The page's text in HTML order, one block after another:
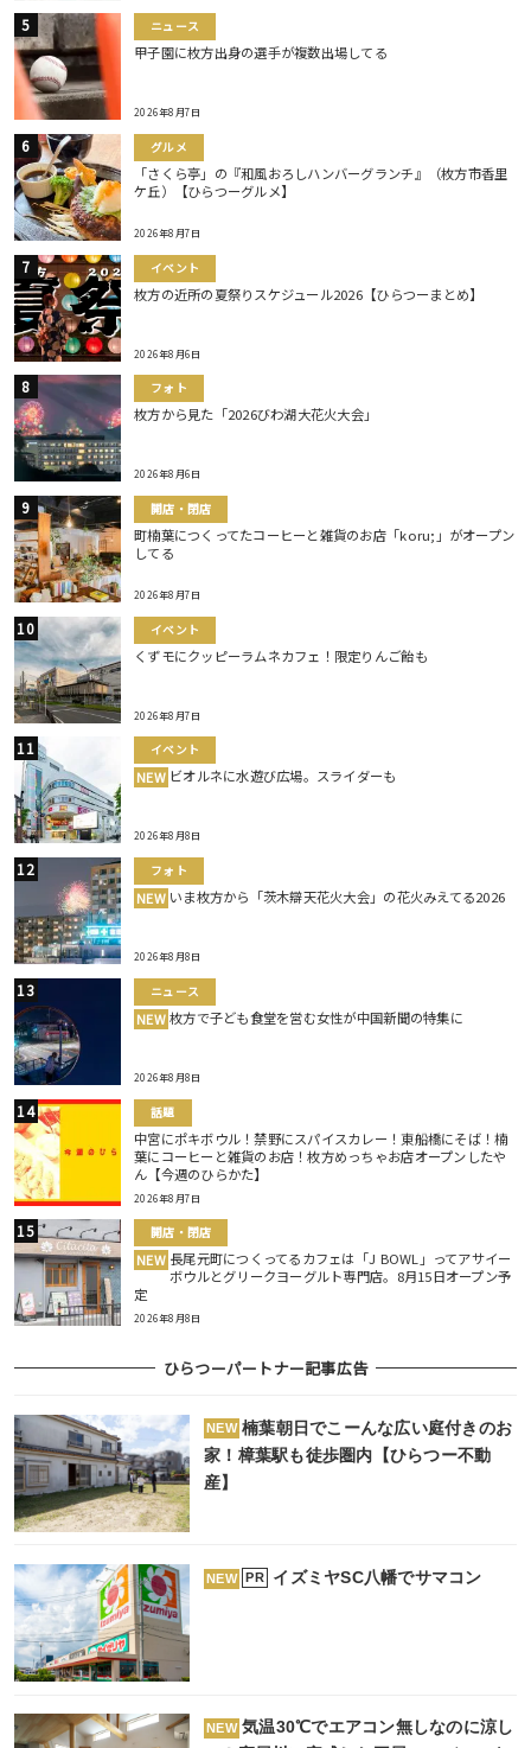
ニュース
甲子園に枚方出身の選手が複数出場してる
2026年8月7日
グルメ
「さくら亭」の『和風おろしハンバーグランチ』（枚方市香里
ケ丘）【ひらつーグルメ】
2026年8月7日
イベント
枚方の近所の夏祭りスケジュール2026【ひらつーまとめ】
2026年8月6日
フォト
枚方から見た「2026びわ湖大花火大会」
2026年8月6日
開店・閉店
町楠葉につくってたコーヒーと雑貨のお店「koru;」がオープン
してる
2026年8月7日
イベント
くずモにクッピーラムネカフェ！限定りんご飴も
2026年8月7日
イベント
NEW ビオルネに水遊び広場。スライダーも
2026年8月8日
フォト
NEW いま枚方から「茨木辯天花火大会」の花火みえてる2026
2026年8月8日
ニュース
NEW 枚方で子ども食堂を営む女性が中国新聞の特集に
2026年8月8日
話題
中宮にポキボウル！禁野にスパイスカレー！東船橋にそば！楠
葉にコーヒーと雑貨のお店！枚方めっちゃお店オープンしたや
ん【今週のひらかた】
2026年8月7日
開店・閉店
NEW 長尾元町につくってるカフェは「J BOWL」ってアサイー
ボウルとグリークヨーグルト専門店。8月15日オープン予
定
2026年8月8日
ひらつーパートナー記事広告
NEW 楠葉朝日でこーんな広い庭付きのお
家！樟葉駅も徒歩圏内【ひらつー不動
産】
NEW PR イズミヤSC八幡でサマコン
NEW 気温30℃でエアコン無しなのに涼し